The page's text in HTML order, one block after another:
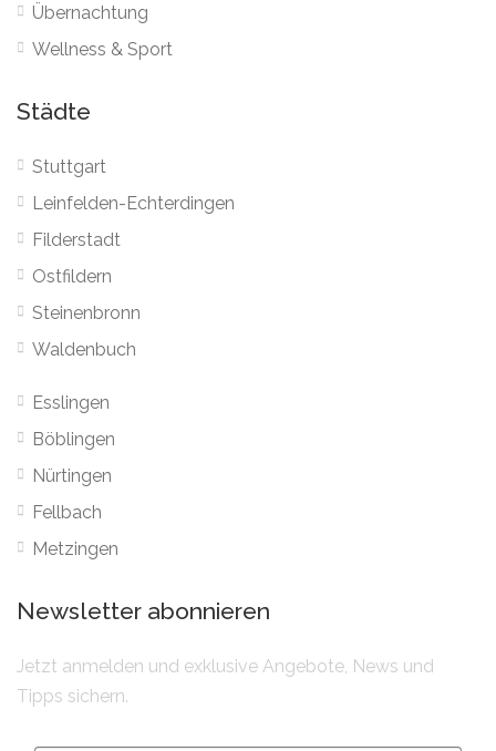
Übernachtung
Wellness & Sport
Städte
Stuttgart
Leinfelden-Echterdingen
Filderstadt
Ostfildern
Steinenbronn
Waldenbuch
Esslingen
Böblingen
Nürtingen
Fellbach
Metzingen
Newsletter abonnieren
Jetzt anmelden und exklusive Angebote, News und
Tipps sichern.